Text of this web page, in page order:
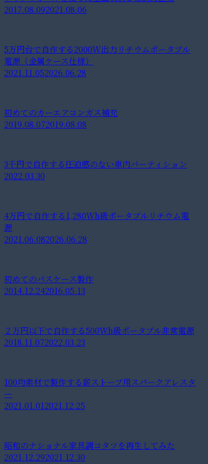
2017.08.092021.08.06
5万円台で自作する2000W出力リチウムポータブル
電源（金属ケース仕様）
2021.11.052026.06.28
初めてのカーエアコンガス補充
2019.08.072019.08.08
3千円で自作する圧迫感のない車内パーティション
2022.03.30
4万円で自作する1,280Wh級ポータブルリチウム電
源
2021.06.082026.06.28
初めてのパスケース製作
2014.12.242016.05.13
２万円以下で自作する500Wh級ポータブル非常電源
2018.11.072022.03.23
100均素材で製作する薪ストーブ用スパークアレスタ
ー
2021.01.012021.12.25
昭和のナショナル家具調コタツを再生してみた
2021.12.292021.12.30